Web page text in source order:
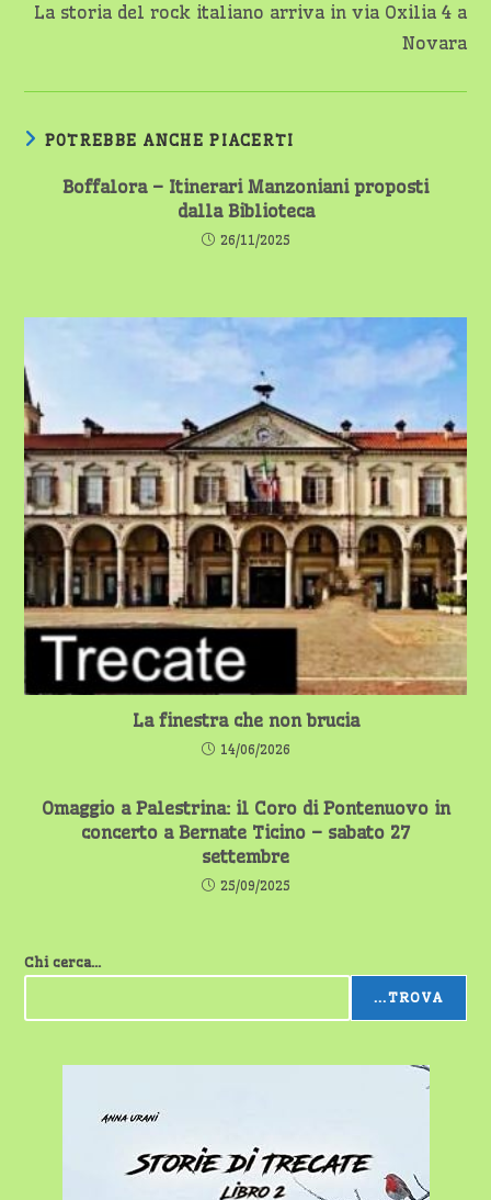
La storia del rock italiano arriva in via Oxilia 4 a
Novara
POTREBBE ANCHE PIACERTI
Boffalora – Itinerari Manzoniani proposti
dalla Biblioteca
26/11/2025
La finestra che non brucia
14/06/2026
Omaggio a Palestrina: il Coro di Pontenuovo in
concerto a Bernate Ticino – sabato 27
settembre
25/09/2025
Chi cerca...
...TROVA